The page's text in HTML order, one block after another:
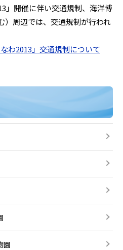
」開催に伴い交通規制、海洋博
）周辺では、交通規制が行われ
わ2013」交通規制について
園